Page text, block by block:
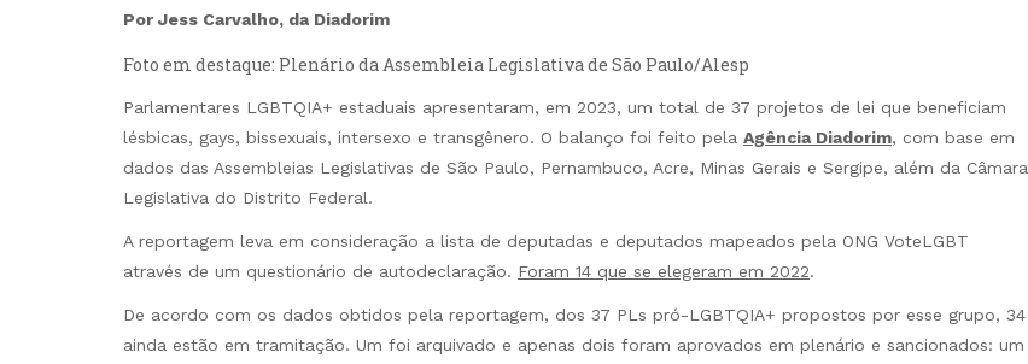
Por Jess Carvalho, da Diadorim
Foto em destaque: Plenário da Assembleia Legislativa de São Paulo/Alesp
Parlamentares LGBTQIA+ estaduais apresentaram, em 2023, um total de 37 projetos de lei que beneficiam
lésbicas, gays, bissexuais, intersexo e transgênero. O balanço foi feito pela Agência Diadorim, com base em
dados das Assembleias Legislativas de São Paulo, Pernambuco, Acre, Minas Gerais e Sergipe, além da Câmara
Legislativa do Distrito Federal.
A reportagem leva em consideração a lista de deputadas e deputados mapeados pela ONG VoteLGBT
através de um questionário de autodeclaração. Foram 14 que se elegeram em 2022.
De acordo com os dados obtidos pela reportagem, dos 37 PLs pró-LGBTQIA+ propostos por esse grupo, 34
ainda estão em tramitação. Um foi arquivado e apenas dois foram aprovados em plenário e sancionados: um